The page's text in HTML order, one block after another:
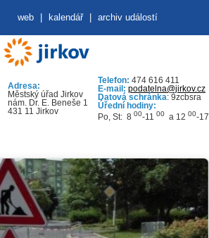
web kalendář archiv událostí
Adresa:
Městský úřad Jirkov
nám. Dr. E. Beneše 1
431 11 Jirkov
Telefon: 474 616 411
E-mail: podatelna@jirkov.cz
Datová schránka: 9zcbsra
Úřední hodiny:
Po, St: 8 00-11 00 a 12 00-17
ZUŠ